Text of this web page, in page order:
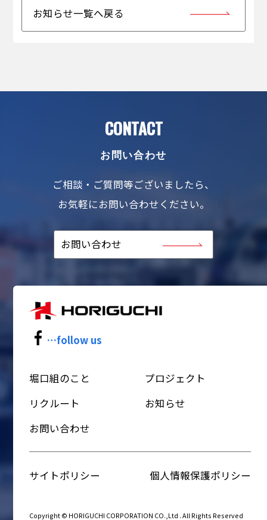
お知らせ一覧へ戻る
CONTACT
お問い合わせ
ご相談・ご質問等ございましたら、
お気軽にお問い合わせください。
お問い合わせ
…follow us
堀口組のこと
プロジェクト
リクルート
お知らせ
お問い合わせ
サイトポリシー 個人情報保護ポリシー
Copyright © HORIGUCHI CORPORATION CO.,Ltd . All Rights Reserved